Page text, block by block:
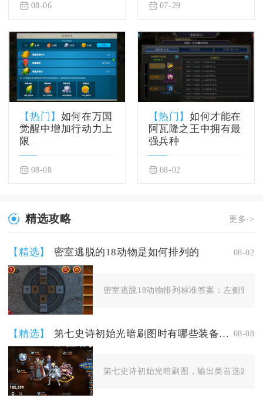
08-06 07-29
【热门】 如何在万国
觉醒中增加行动力上
限
08-08
【热门】如何才能在
阿瓦隆之王中拥有最
强兵种
08-02
精选攻略 更多->
【精选】 密室逃脱的18动物是如何排列的 08-02
密室逃脱18动物排列标准答案：左侧竖栏
【精选】 第七史诗初始光暗刷图时有哪些装备推荐 08-08
第七史诗初始光暗刷图，输出类首选速度